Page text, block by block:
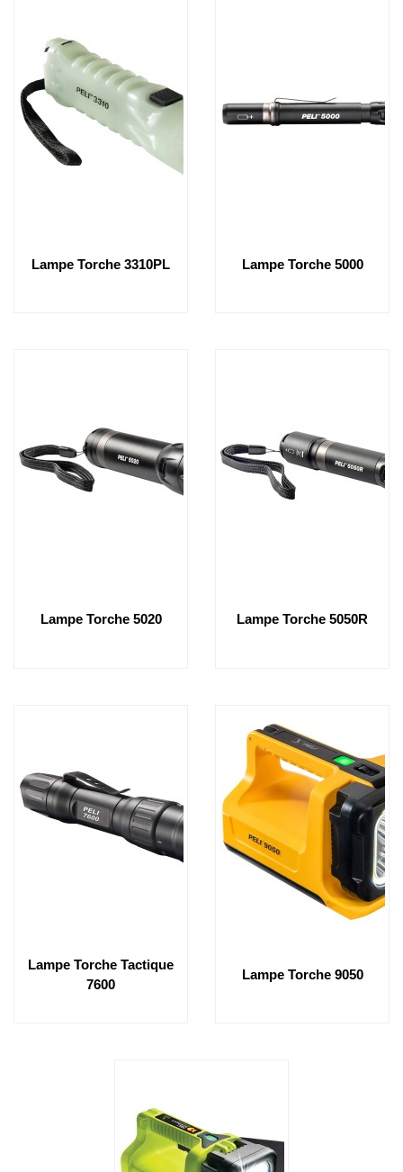
Lampe Torche 3310PL Lampe Torche 5000
Lampe Torche 5020 Lampe Torche 5050R
Lampe Torche Tactique
7600
Lampe Torche 9050